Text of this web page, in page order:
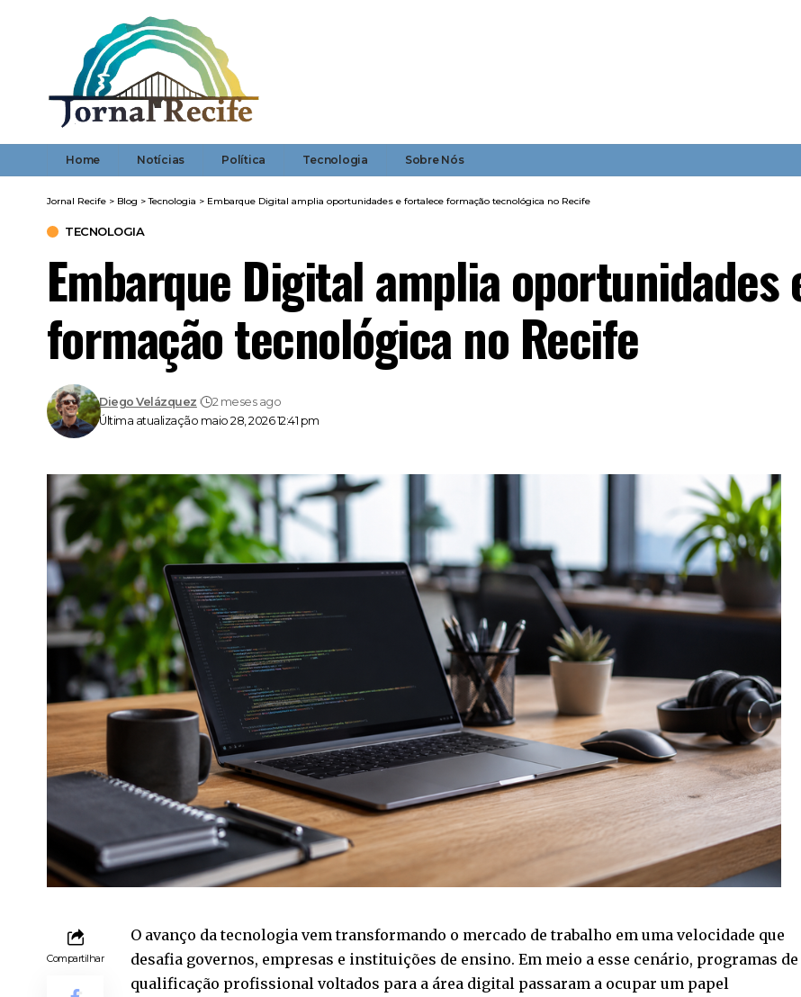
Home Notícias Política Tecnologia Sobre Nós
Jornal Recife > Blog >Tecnologia > Embarque Digital amplia oportunidades e fortalece formação tecnológica no Recife
TECNOLOGIA
Embarque Digital amplia
formação tecnológica no Recife
Última atualização maio 28, 2026 12:41 pm
Diego Velázquez 2 meses ago
Compartilhar
O avanço da tecnologia vem transformando o mercado de trabalho em uma velocidade que
desafia governos, empresas e instituições de ensino. Em meio a esse cenário, programas de
qualificação profissional voltados para a área digital passaram a ocupar um papel